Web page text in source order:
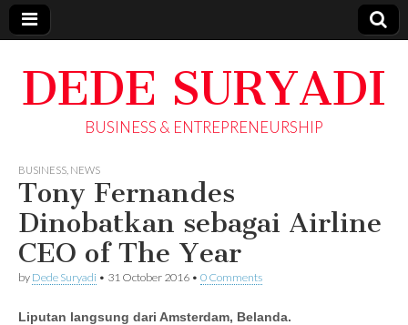
DEDE SURYADI
BUSINESS & ENTREPRENEURSHIP
BUSINESS NEWS
Tony Fernandes
Dinobatkan sebagai Airline
CEO of The Year
by Dede Suryadi • 31 October 2016 • 0 Comments
Liputan langsung dari Amsterdam, Belanda.